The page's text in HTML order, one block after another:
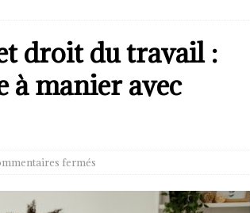
droit du travail :
à manier avec
fermés